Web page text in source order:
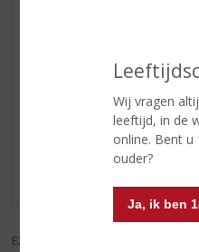
Wij vragen
leeftijd, in de
online. Bent
ouder?
Ja, ik ben
Reviews
Schrijf een review
EXCL. BTW